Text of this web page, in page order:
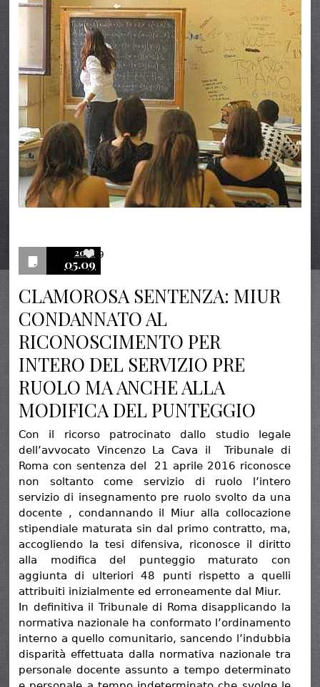
2016
05.09
9
CLAMOROSA SENTENZA: MIUR
CONDANNATO AL
RICONOSCIMENTO PER
INTERO DEL SERVIZIO PRE
RUOLO MA ANCHE ALLA
MODIFICA DEL PUNTEGGIO
Con il ricorso patrocinato dallo studio legale
dell’avvocato Vincenzo La Cava il Tribunale di
Roma con sentenza del 21 aprile 2016 riconosce
non soltanto come servizio di ruolo l’intero
servizio di insegnamento pre ruolo svolto da una
docente , condannando il Miur alla collocazione
stipendiale maturata sin dal primo contratto, ma,
accogliendo la tesi difensiva, riconosce il diritto
alla modifica del punteggio maturato con
aggiunta di ulteriori 48 punti rispetto a quelli
attribuiti inizialmente ed erroneamente dal Miur.
In definitiva il Tribunale di Roma disapplicando la
normativa nazionale ha conformato l’ordinamento
interno a quello comunitario, sancendo l’indubbia
disparità effettuata dalla normativa nazionale tra
personale docente assunto a tempo determinato